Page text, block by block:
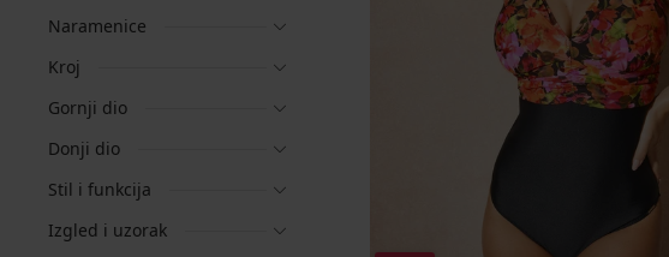
Naramenice
Kroj
Gornji dio
Donji dio
Stil i funkcija
Izgled i uzorak